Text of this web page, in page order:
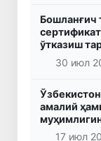
Бошланғич
ўтказиш
30 июл
амалий
17 июл